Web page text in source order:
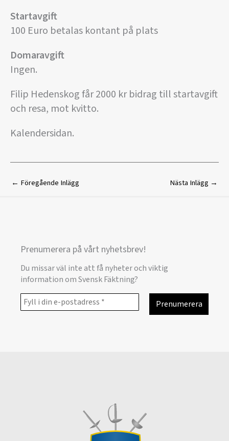
Startavgift
100 Euro betalas kontant på plats
Domaravgift
Ingen.
Filip Hedenskog får 2000 kr bidrag till startavgift
och resa, mot kvitto.
Kalendersidan.
← Föregående Inlägg Nästa Inlägg →
Prenumerera på vårt nyhetsbrev!
Du missar väl inte att få nyheter och viktig
information om Svensk Fäktning?